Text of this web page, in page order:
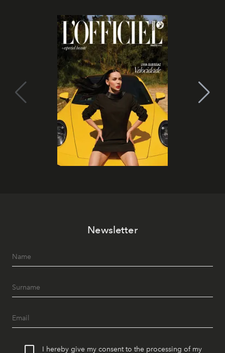
Newsletter
I hereby give my consent to the processing of my